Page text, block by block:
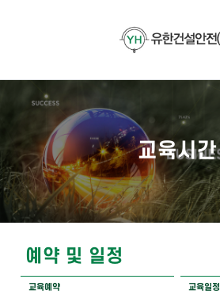
교육시간
예약 및 일정
교육예약 교육일정